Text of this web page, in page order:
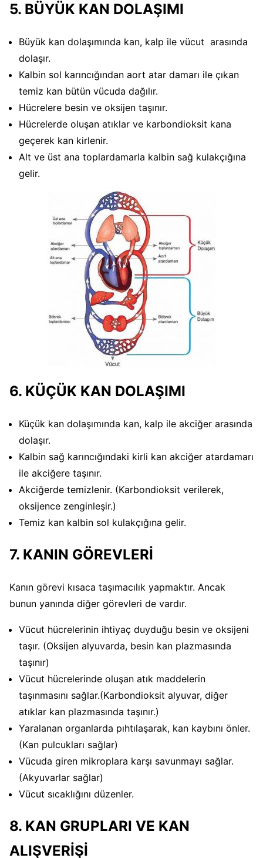
5. BÜYÜK KAN DOLAŞIMI
Büyük kan dolaşımında kan, kalp ile vücut arasında
dolaşır.
Kalbin sol karıncığından aort atar damarı ile çıkan
temiz kan bütün vücuda dağılır.
Hücrelere besin ve oksijen taşınır.
Hücrelerde oluşan atıklar ve karbondioksit kana
geçerek kan kirlenir.
Alt ve üst ana toplardamarla kalbin sağ kulakçığına
gelir.
6. KÜÇÜK KAN DOLAŞIMI
Küçük kan dolaşımında kan, kalp ile akciğer arasında
dolaşır.
Kalbin sağ karıncığındaki kirli kan akciğer atardamarı
ile akciğere taşınır.
Akciğerde temizlenir. (Karbondioksit verilerek,
oksijence zenginleşir.)
Temiz kan kalbin sol kulakçığına gelir.
7. KANIN GÖREVLERİ
Kanın görevi kısaca taşımacılık yapmaktır. Ancak
bunun yanında diğer görevleri de vardır.
Vücut hücrelerinin ihtiyaç duyduğu besin ve oksijeni
taşır. (Oksijen alyuvarda, besin kan plazmasında
taşınır)
Vücut hücrelerinde oluşan atık maddelerin
taşınmasını sağlar.(Karbondioksit alyuvar, diğer
atıklar kan plazmasında taşınır.)
Yaralanan organlarda pıhtılaşarak, kan kaybını önler.
(Kan pulcukları sağlar)
Vücuda giren mikroplara karşı savunmayı sağlar.
(Akyuvarlar sağlar)
Vücut sıcaklığını düzenler.
8. KAN GRUPLARI VE KAN
ALIŞVERİŞİ